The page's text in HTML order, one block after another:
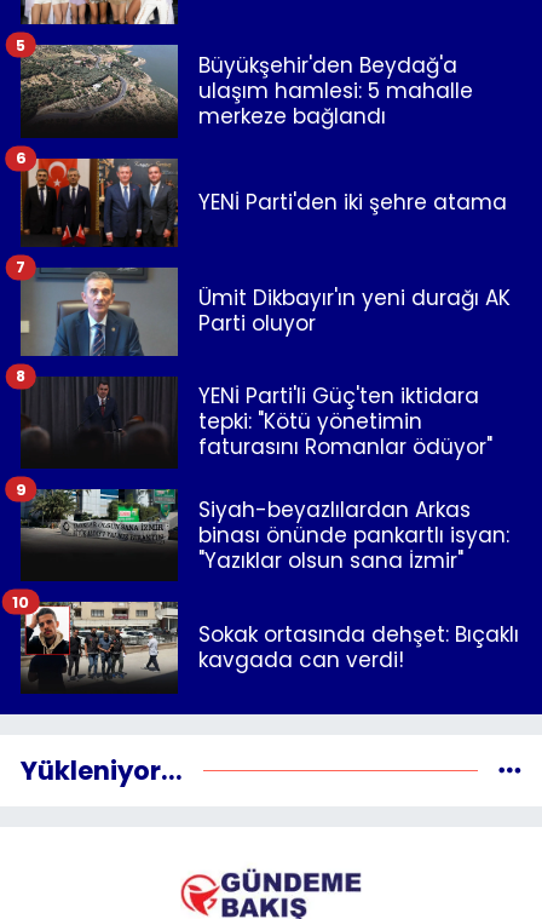
Büyükşehir'den Beydağ'a
ulaşım hamlesi: 5 mahalle
merkeze bağlandı
5
YENİ Parti'den iki şehre atama
6
Ümit Dikbayır'ın yeni durağı AK
Parti oluyor
7
YENİ Parti'li Güç'ten iktidara
tepki: "Kötü yönetimin
faturasını Romanlar ödüyor"
8
Siyah-beyazlılardan Arkas
binası önünde pankartlı isyan:
"Yazıklar olsun sana İzmir"
9
Sokak ortasında dehşet: Bıçaklı
kavgada can verdi!
10
Yükleniyor...